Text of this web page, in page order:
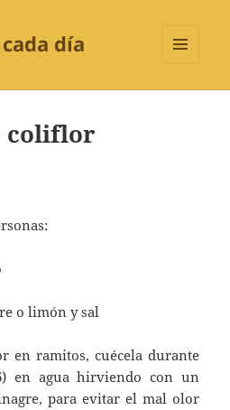
día
coliflor
o limón y sal
en ramitos, cuécela durante
en agua hirviendo con un
para evitar el mal olor